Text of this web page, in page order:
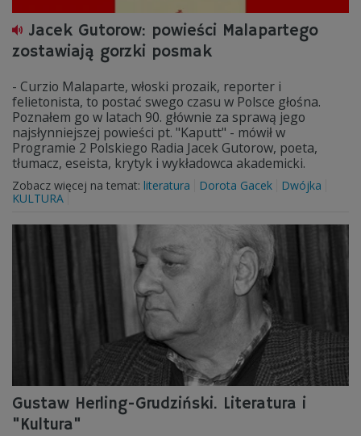
Jacek Gutorow: powieści Malapartego
zostawiają gorzki posmak
- Curzio Malaparte, włoski prozaik, reporter i
felietonista, to postać swego czasu w Polsce głośna.
Poznałem go w latach 90. głównie za sprawą jego
najsłynniejszej powieści pt. "Kaputt" - mówił w
Programie 2 Polskiego Radia Jacek Gutorow, poeta,
tłumacz, eseista, krytyk i wykładowca akademicki.
Zobacz więcej na temat: literatura Dorota Gacek
Dwójka
KULTURA
Gustaw Herling-Grudziński. Literatura i
"Kultura"